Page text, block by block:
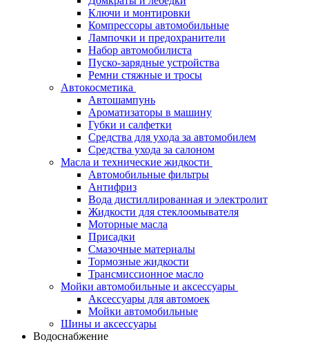
Ключи и монтировки
Компрессоры автомобильные
Лампочки и предохранители
Набор автомобилиста
Пуско-зарядные устройства
Ремни стяжные и тросы
Автокосметика
Автошампунь
Ароматизаторы в машину
Губки и салфетки
Средства для ухода за автомобилем
Средства ухода за салоном
Масла и технические жидкости
Автомобильные фильтры
Антифриз
Вода дистиллированная и электролит
Жидкости для стеклоомывателя
Моторные масла
Присадки
Смазочные материалы
Тормозные жидкости
Трансмиссионное масло
Мойки автомобильные и аксессуары
Аксессуары для автомоек
Мойки автомобильные
Шины и аксессуары
Водоснабжение